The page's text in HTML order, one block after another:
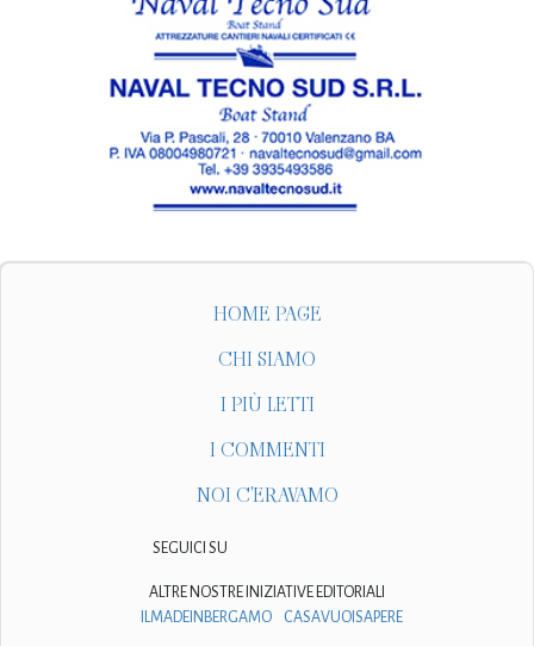
HOME PAGE
CHI SIAMO
I PIÙ LETTI
I COMMENTI
NOI C'ERAVAMO
SEGUICI SU
ALTRE NOSTRE INIZIATIVE EDITORIALI
ILMADEINBERGAMO
CASAVUOISAPERE